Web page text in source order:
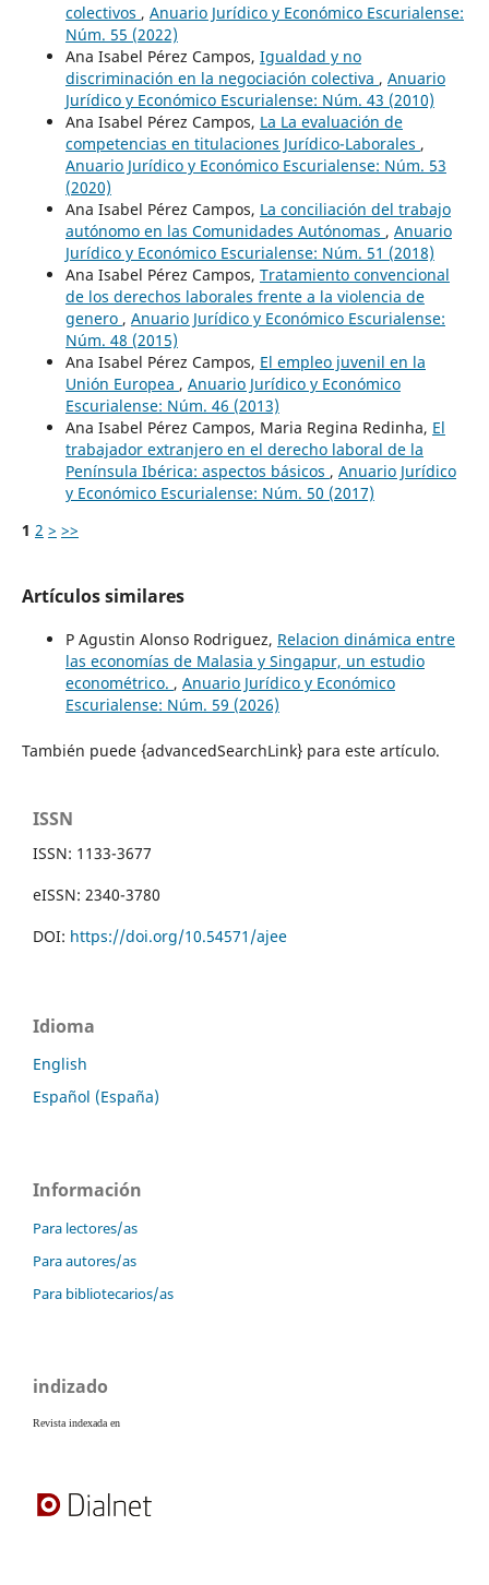
colectivos , Anuario Jurídico y Económico Escurialense:
Núm. 55 (2022)
Ana Isabel Pérez Campos, Igualdad y no
discriminación en la negociación colectiva , Anuario
Jurídico y Económico Escurialense: Núm. 43 (2010)
Ana Isabel Pérez Campos, La La evaluación de
competencias en titulaciones Jurídico-Laborales ,
Anuario Jurídico y Económico Escurialense: Núm. 53
(2020)
Ana Isabel Pérez Campos, La conciliación del trabajo
autónomo en las Comunidades Autónomas , Anuario
Jurídico y Económico Escurialense: Núm. 51 (2018)
Ana Isabel Pérez Campos, Tratamiento convencional
de los derechos laborales frente a la violencia de
genero , Anuario Jurídico y Económico Escurialense:
Núm. 48 (2015)
Ana Isabel Pérez Campos, El empleo juvenil en la
Unión Europea , Anuario Jurídico y Económico
Escurialense: Núm. 46 (2013)
Ana Isabel Pérez Campos, Maria Regina Redinha, El
trabajador extranjero en el derecho laboral de la
Península Ibérica: aspectos básicos , Anuario Jurídico
y Económico Escurialense: Núm. 50 (2017)
1 2 > >>
Artículos similares
P Agustin Alonso Rodriguez, Relacion dinámica entre
las economías de Malasia y Singapur, un estudio
econométrico. , Anuario Jurídico y Económico
Escurialense: Núm. 59 (2026)
También puede {advancedSearchLink} para este artículo.
ISSN
ISSN: 1133-3677
eISSN: 2340-3780
DOI: https://doi.org/10.54571/ajee
Idioma
English
Español (España)
Información
Para lectores/as
Para autores/as
Para bibliotecarios/as
indizado
Revista indexada en